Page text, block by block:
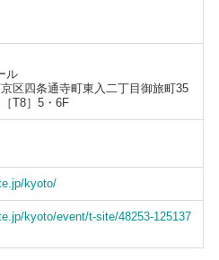
ル
区四条通寺町東入二丁目御旅町35
T8］5・6F
kyoto/
kyoto/event/t-site/48253-125137